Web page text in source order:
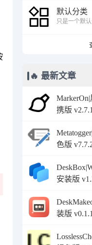
默认分类
只是一个默
🔥 最新文章
携版 v2.7.1
色版
安装版
装版 v0.1.1